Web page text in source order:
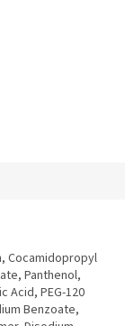
Cocamidopropyl
Panthenol,
Acid, PEG-120
Benzoate,